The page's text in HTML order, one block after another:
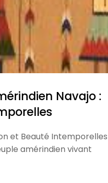
Navajo :
et Beauté Intemporelles
amérindien vivant